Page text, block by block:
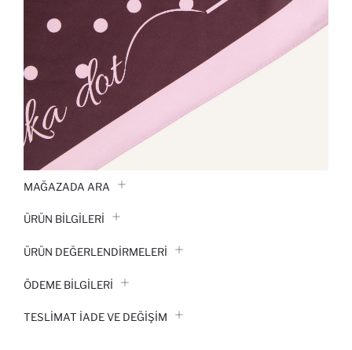
MAĞAZADA ARA
ÜRÜN BILGILERI
ÜRÜN DEĞERLENDİRMELERİ
ÖDEME BİLGİLERİ
TESLIMAT İADE VE DEĞIŞIM